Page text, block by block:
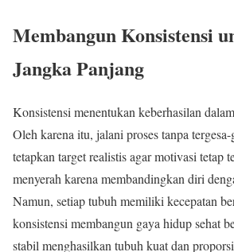
Membangun Konsistensi
Jangka Panjang
Konsistensi menentukan keberhasilan
Oleh karena itu, jalani proses tanpa
tetapkan target realistis agar motivasi tetap
menyerah karena membandingkan diri
Namun, setiap tubuh memiliki kecepatan
konsistensi membangun gaya hidup sehat
stabil menghasilkan tubuh kuat dan